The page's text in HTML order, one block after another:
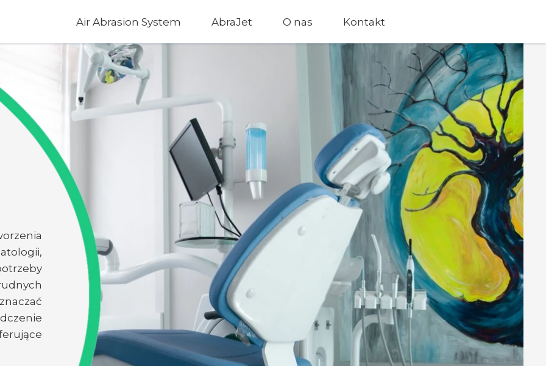
Air Abrasion System AbraJet O nas Kontakt